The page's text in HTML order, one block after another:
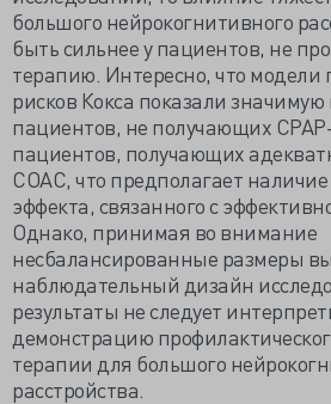
большого нейрокогнитивного
быть сильнее у пациентов, не
терапию. Интересно, что
рисков Кокса показали значимую
пациентов, не получающих
пациентов, получающих
СОАС, что предполагает
эффекта, связанного с
Однако, принимая во внимание
несбалансированные размеры
наблюдательный дизайн
результаты не следует
демонстрацию
терапии для большого
расстройства.